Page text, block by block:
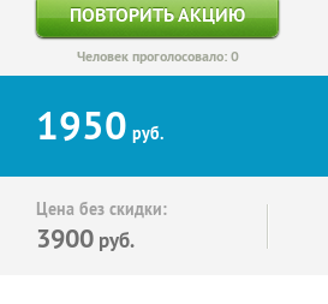
ПОВТОРИТЬ АКЦИЮ
Человек проголосовало: 0
1950 руб.
Цена без скидки:
3900 руб.